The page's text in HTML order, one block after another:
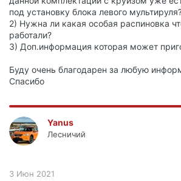
под установку блока левого
2) Нужна ли какая особая распиновка
работали?
3) Доп.информация которая может
Буду очень благодарен за любую
Спасибо
Yanus
Лесничий
3 Июн 2021